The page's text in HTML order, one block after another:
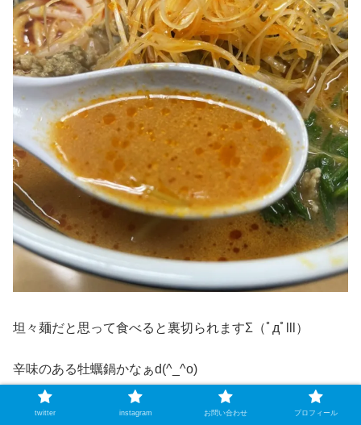
坦々麺だと思って食べると裏切られますΣ（ﾟдﾟlll）
辛味のある牡蠣鍋かなぁd(^_^o)
胡麻の風味はあまりせず、牡蠣独特の香りが強い
twitter instagram お問い合わせ プロフィール